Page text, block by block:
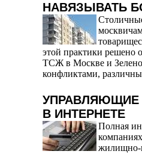
НАВЯЗЫВАТЬ
этой практики решено
ТСЖ в Москве и
конфликтами,
УПРАВЛЯЮЩИЕ
В ИНТЕРНЕТЕ
Полная
жилищно-